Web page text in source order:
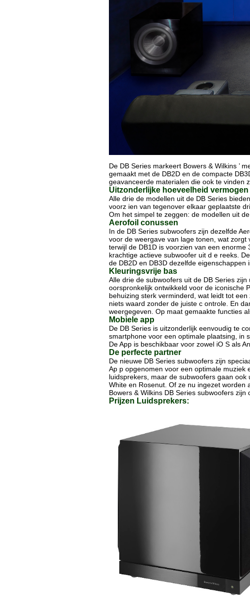
De DB Series markeert Bowers & Wilkins ’
gemaakt met de DB2D en de compacte
geavanceerde materialen die ook te vinden
Uitzonderlijke hoeveelheid vermogen
Alle drie de modellen uit de DB Series
voorz ien van tegenover elkaar geplaatste
Om het simpel te zeggen: de modellen uit
Aerofoil conussen
In de DB Series subwoofers zijn dezelfde
voor de weergave van lage tonen, wat zorgt
terwijl de DB1D is voorzien van een
krachtige actieve subwoofer uit d e reeks.
de DB2D en DB3D dezelfde eigenschappen
Kleuringsvrije bas
Alle drie de subwoofers uit de DB Series
oorspronkelijk ontwikkeld voor de iconische
behuizing sterk verminderd, wat leidt tot
niets waard zonder de juiste c ontrole. En
weergegeven. Op maat gemaakte functies
Mobiele app
De DB Series is uitzonderlijk eenvoudig te
smartphone voor een optimale plaatsing, in
De App is beschikbaar voor zowel iO S als
De perfecte partner
De nieuwe DB Series subwoofers zijn
Ap p opgenomen voor een optimale muziek
luidsprekers, maar de subwoofers gaan
White en Rosenut. Of ze nu ingezet
Bowers & Wilkins DB Series subwoofers
Prijzen Luidsprekers: